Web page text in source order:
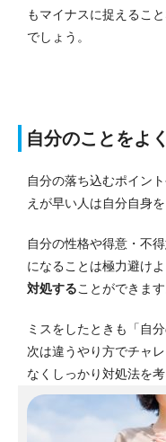
もマイナスに捉えるこ
でしょう。
自分のことをよ
自分の落ち込むポイン
えが早い人は自分自身
自分の性格や得意・不
になることは極力避けよ
対処することができます
ミスをしたときも「自
次は違うやり方でチャ
なくしっかり対処法を考